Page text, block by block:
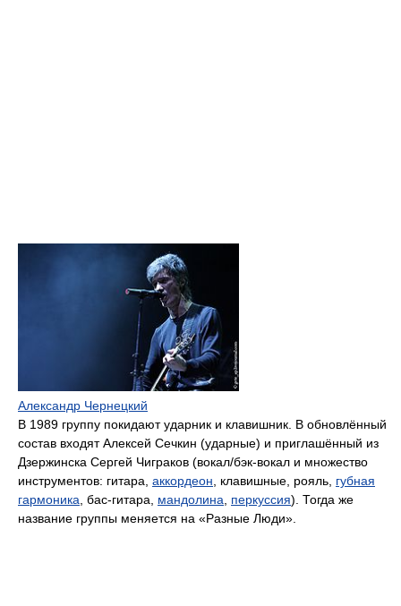
Александр Чернецкий
В 1989 группу покидают ударник и клавишник. В обновлённый
состав входят Алексей Сечкин (ударные) и приглашённый из
Дзержинска Сергей Чиграков (вокал/бэк-вокал и множество
инструментов: гитара, аккордеон , клавишные, рояль, губная
гармоника , бас-гитара, мандолина перкуссия). Тогда же
название группы меняется на «Разные Люди».